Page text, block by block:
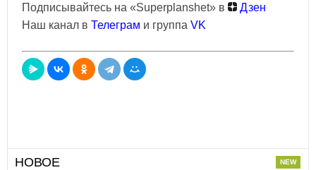
Подписывайтесь на «Superplanshet» в
Дзен
Наш канал в Телеграм и группа VK
НОВОЕ